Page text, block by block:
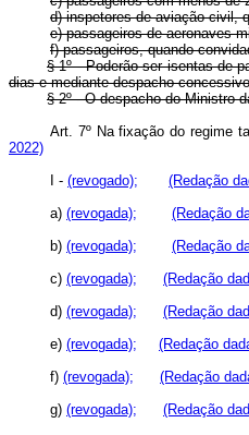
d) inspetores de
e) passageiros de aeronaves
f) passageiros, quando
§ 1º - Poderão ser isentas de
dias e mediante despacho
§ 2º - O despacho do Ministro
Art. 7º Na fixação do regime
2022)
I - (revogado);
(Redação
a) (revogada);
(Redação
b) (revogada);
(Redação
c) (revogada);
(Redação
d) (revogada);
(Redação
e) (revogada);
(Redação
f) (revogada);
(Redação
g) (revogada);
(Redação